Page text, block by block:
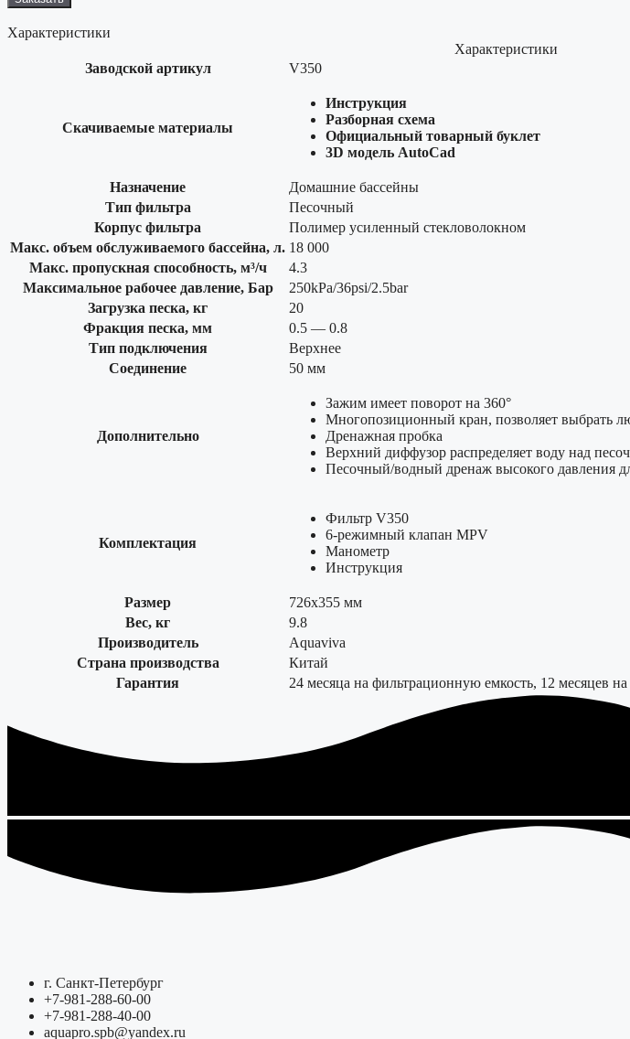
Характеристики
Характеристики
Заводской артикул
V350
Скачиваемые материалы
Инструкция
Разборная схема
Официальный товарный буклет
3D модель AutoCad
Назначение
Домашние бассейны
Тип фильтра
Песочный
Корпус фильтра
Полимер усиленный стекловолокном
Макс. объем обслуживаемого бассейна, л. 18 000
Макс. пропускная способность, м³/ч
4.3
Максимальное рабочее давление, Бар
250kPa/36psi/2.5bar
Загрузка песка, кг
20
Фракция песка, мм
0.5 — 0.8
Тип подключения
Верхнее
Соединение
50 мм
Дополнительно
Зажим имеет поворот на 360°
Многопозиционный кран, позволяет выбрать
Дренажная пробка
Верхний диффузор распределяет воду над
Песочный/водный дренаж высокого давления
Комплектация
Фильтр V350
6-режимный клапан MPV
Манометр
Инструкция
Размер
726х355 мм
Вес, кг
9.8
Производитель
Aquaviva
Страна производства
Китай
Гарантия
24 месяца на фильтрационную емкость, 12 месяцев
г. Санкт-Петербург
+7-981-288-60-00
+7-981-288-40-00
aquapro.spb@yandex.ru